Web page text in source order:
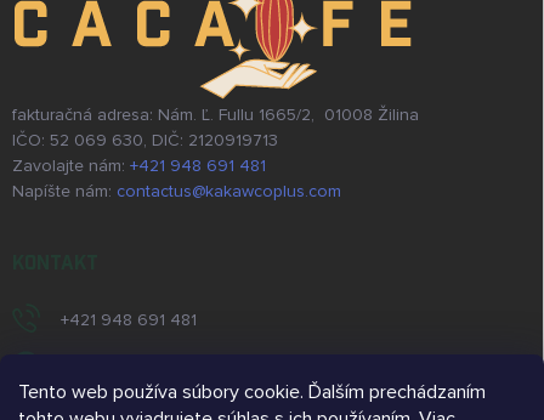
Tento web používa súbory cookie. Ďalším prechádzaním
fakturačná adresa: Nám. Ľ. Fullu 1665/2, 01008 Žilina
IČO: 52 069 630, DIČ: 2120919713
Zavolajte nám: +421 948 691 481
Napíšte nám: contactus@kakawcoplus.com
+421 948 691 481
/kakawcoplus/